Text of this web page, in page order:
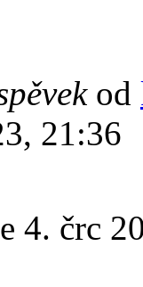
od
21:36
4. črc